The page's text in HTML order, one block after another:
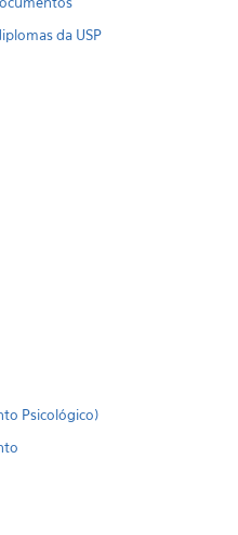
da USP
Psicológico)